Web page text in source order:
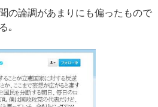
の論調があまりにも偏ったもので
｡